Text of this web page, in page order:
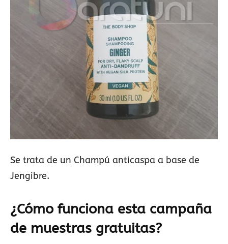
Se trata de un Champú anticaspa a base de
Jengibre.
¿Cómo funciona esta campaña
de muestras gratuitas?